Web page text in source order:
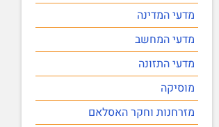
מדעי המדינה
מדעי המחשב
מדעי התזונה
מוסיקה
מזרחנות וחקר האסלאם